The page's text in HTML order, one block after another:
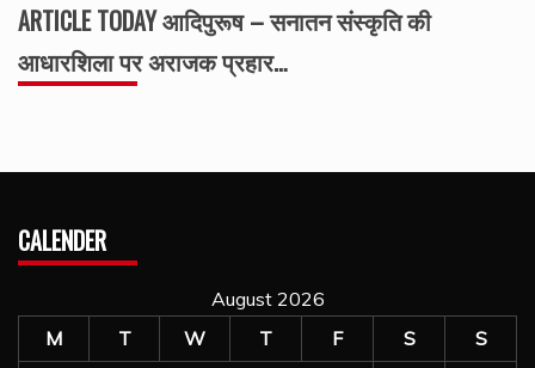
ARTICLE TODAY आदिपुरूष – सनातन संस्कृति की
आधारशिला पर अराजक प्रहार…
CALENDER
August 2026
M
T W T F S
S